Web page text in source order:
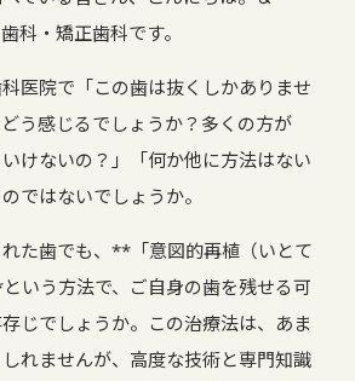
科・矯正歯科です。
医院で「この歯は抜くしかありませ
う感じるでしょうか？多くの方が
いけないの？」「何か他に方法はない
ではないでしょうか。
た歯でも、**「意図的再植（いとて
いう方法で、ご自身の歯を残せる可
じでしょうか。この治療法は、あま
れませんが、高度な技術と専門知識